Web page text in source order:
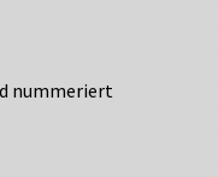
nummeriert